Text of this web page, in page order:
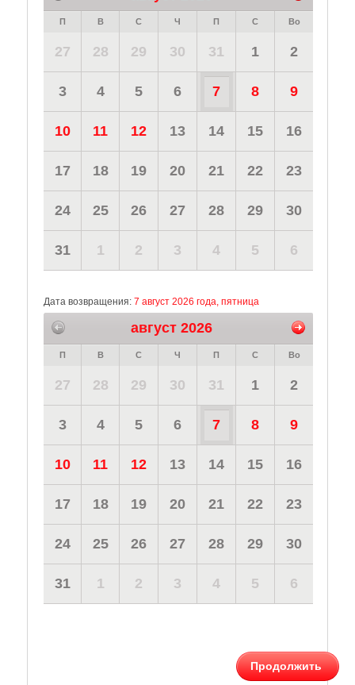
П В С Ч П С Во
27 28 29 30 31 1 2
3 4 5 6 7 8 9
10 11 12 13 14 15 16
17 18 19 20 21 22 23
24 25 26 27 28 29 30
31 1 2 3 4 5 6
Дата возвращения: 7 август 2026 года, пятница
август 2026
П В С Ч П С Во
27 28 29 30 31 1 2
3 4 5 6 7 8 9
10 11 12 13 14 15 16
17 18 19 20 21 22 23
24 25 26 27 28 29 30
31 1 2 3 4 5 6
Продолжить